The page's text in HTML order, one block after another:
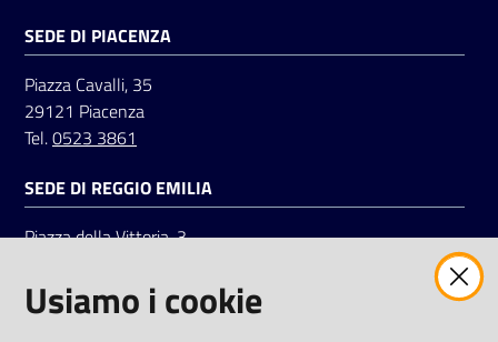
SEDE DI PIACENZA
Piazza Cavalli, 35
29121 Piacenza
Tel.0523 3861
SEDE DI REGGIO EMILIA
Piazza della Vittoria, 3
Tel.0522 7961
Usiamo i cookie